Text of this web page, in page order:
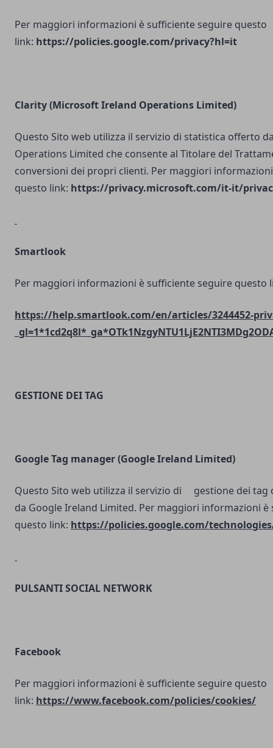
Per maggiori informazioni è sufficiente seguire questo
link: https://policies.google.com/privacy?hl=it
Clarity (Microsoft Ireland Operations Limited)
Questo Sito web utilizza il servizio di statistica offerto
Operations Limited che consente al Titolare del
conversioni dei propri clienti. Per maggiori
questo link: https://privacy.microsoft.com/it-it/
Smartlook
Per maggiori informazioni è sufficiente seguire questo
https://help.smartlook.com/en/articles/3244452-
GESTIONE DEI TAG
Google Tag manager (Google Ireland Limited)
Questo Sito web utilizza il servizio di gestione dei tag
da Google Ireland Limited. Per maggiori informazioni
questo link: https://policies.google.com/
PULSANTI SOCIAL NETWORK
Facebook
Per maggiori informazioni è sufficiente seguire questo
link: https://www.facebook.com/policies/cookies/